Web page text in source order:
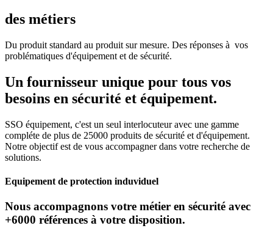
des métiers
Du produit standard au produit sur mesure. Des réponses à vos
problématiques d'équipement et de sécurité.
Un fournisseur unique pour tous vos
besoins en sécurité et équipement.
SSO équipement, c'est un seul interlocuteur avec une gamme
compléte de plus de 25000 produits de sécurité et d'équipement.
Notre objectif est de vous accompagner dans votre recherche de
solutions.
Equipement de protection induviduel
Nous accompagnons votre métier en sécurité avec
+6000 références à votre disposition.